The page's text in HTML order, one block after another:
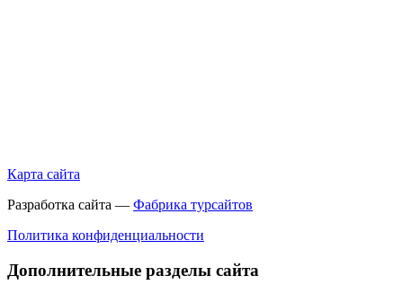
Карта сайта
Разработка сайта — Фабрика турсайтов
Политика конфиденциальности
Дополнительные разделы сайта